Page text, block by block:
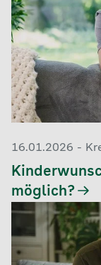
16.01.2026 -
möglich?